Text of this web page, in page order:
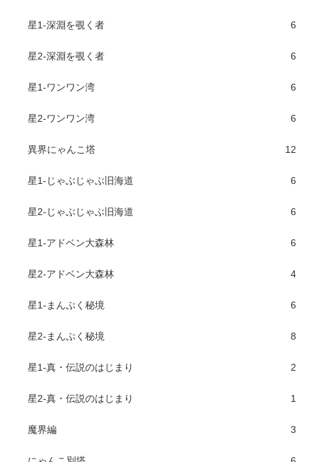
星1-深淵を覗く者 6
星2-深淵を覗く者 6
星1-ワンワン湾 6
星2-ワンワン湾 6
異界にゃんこ塔 12
星1-じゃぶじゃぶ旧海道 6
星2-じゃぶじゃぶ旧海道 6
星1-アドベン大森林 6
星2-アドベン大森林 4
星1-まんぷく秘境 6
星2-まんぷく秘境 8
星1-真・伝説のはじまり 2
星2-真・伝説のはじまり 1
魔界編 3